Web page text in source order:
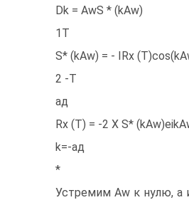
Dk = AwS * (kAw)
1T
S* (kAw) = - IRx
2 -T
ад
Rx (T) = -2 X S*
k=-ад
*
Устремим Aw к нулю, а